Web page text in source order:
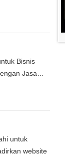
Bisnis
Jasa…
untuk
website